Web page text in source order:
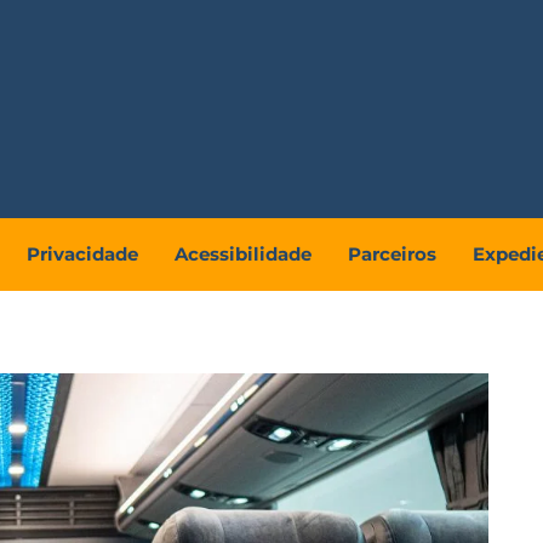
Privacidade Acessibilidade Parceiros